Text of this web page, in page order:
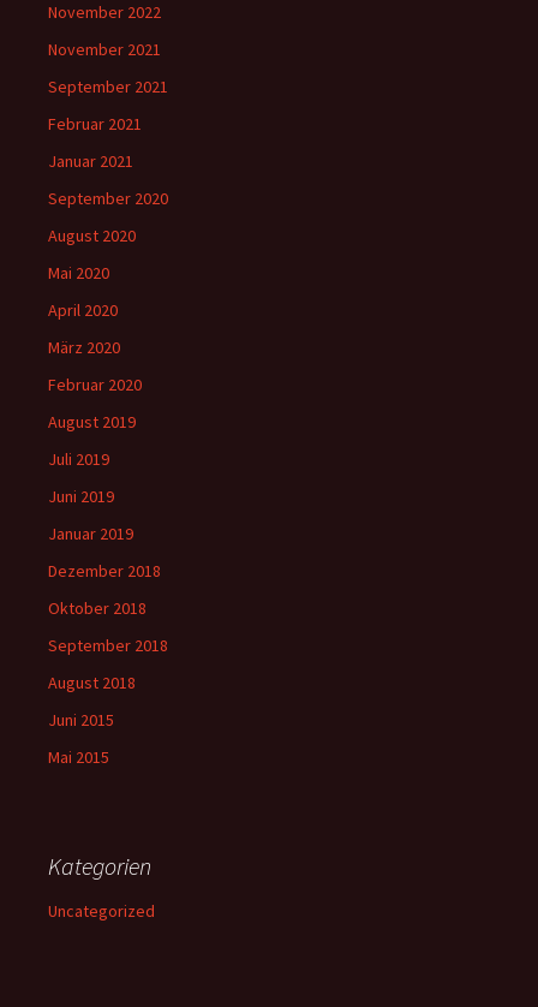
November 2022
November 2021
September 2021
Februar 2021
Januar 2021
September 2020
August 2020
Mai 2020
April 2020
März 2020
Februar 2020
August 2019
Juli 2019
Juni 2019
Januar 2019
Dezember 2018
Oktober 2018
September 2018
August 2018
Juni 2015
Mai 2015
Kategorien
Uncategorized